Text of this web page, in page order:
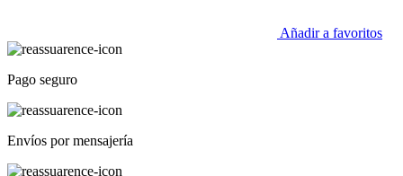
Añadir a favoritos
Pago seguro
Envíos por mensajería